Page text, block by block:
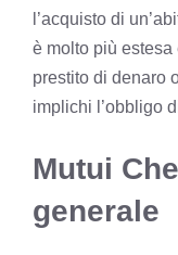
l’acquisto di
è molto più
prestito di denaro
implichi l’obbligo
Mutui
generale